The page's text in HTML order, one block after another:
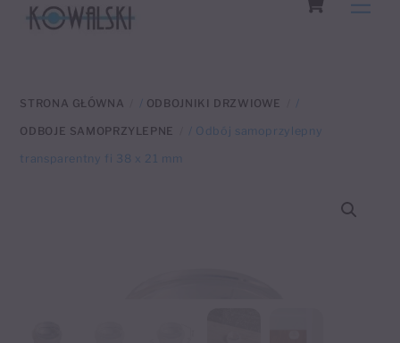
STRONA GŁÓWNA / ODBOJNIKI DRZWIOWE /
ODBOJE SAMOPRZYLEPNE / Odbój samoprzylepny
transparentny fi 38 x 21 mm